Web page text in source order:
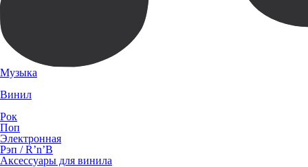
Музыка
Винил
Рок
Поп
Электронная
Рэп / R’n’B
Аксессуары для винила